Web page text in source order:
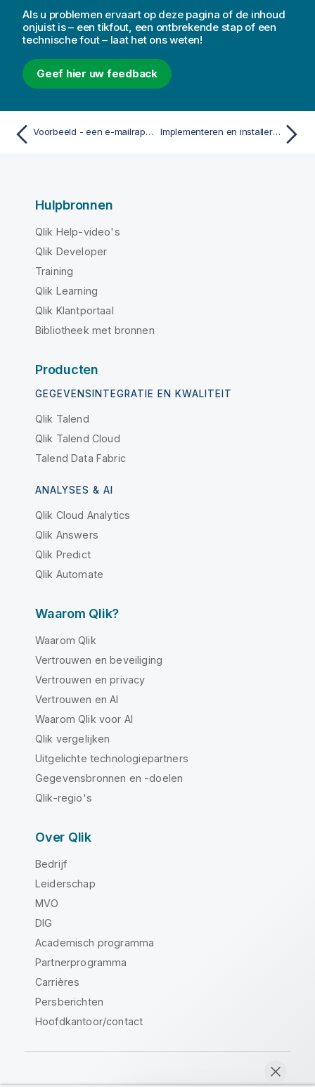
Als u problemen ervaart op deze pagina of de inhoud
onjuist is – een tikfout, een ontbrekende stap of een
technische fout – laat het ons weten!
Geef hier uw feedback
Voorbeeld - een e-mailrapport maken met behulp van een ingesloten HTML-sjabloon Implementeren en installeren van Qlik-invoegtoepassingen voor Microsoft Office
Hulpbronnen
Qlik Help-video's
Qlik Developer
Training
Qlik Learning
Qlik Klantportaal
Bibliotheek met bronnen
Producten
GEGEVENSINTEGRATIE EN KWALITEIT
Qlik Talend
Qlik Talend Cloud
Talend Data Fabric
ANALYSES & AI
Qlik Cloud Analytics
Qlik Answers
Qlik Predict
Qlik Automate
Waarom Qlik?
Waarom Qlik
Vertrouwen en beveiliging
Vertrouwen en privacy
Vertrouwen en AI
Waarom Qlik voor AI
Qlik vergelijken
Uitgelichte technologiepartners
Gegevensbronnen en -doelen
Qlik-regio's
Over Qlik
Bedrijf
Leiderschap
MVO
DIG
Academisch programma
Partnerprogramma
Carrières
Persberichten
Hoofdkantoor/contact